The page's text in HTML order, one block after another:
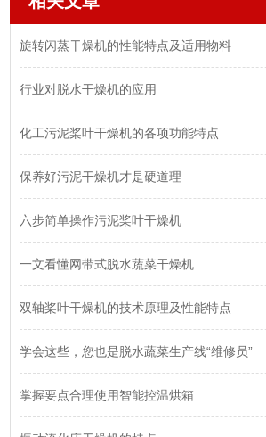
旋转闪蒸干燥机的性能特点及适用物料
行业对脱水干燥机的应用
化工污泥桨叶干燥机的各项功能特点
保养好污泥干燥机才是硬道理
六步简单操作污泥桨叶干燥机
一文看懂网带式脱水蔬菜干燥机
双轴桨叶干燥机的技术原理及性能特点
学会这些，您也是脱水蔬菜生产线“维修员”
掌握要点合理使用智能控温烘箱